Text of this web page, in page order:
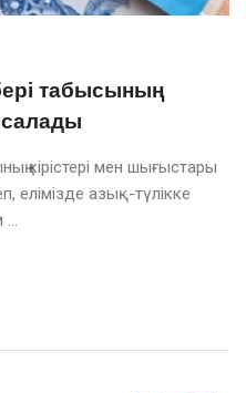
табысының
кірістері мен шығыстары
елімізде азық-түлікке